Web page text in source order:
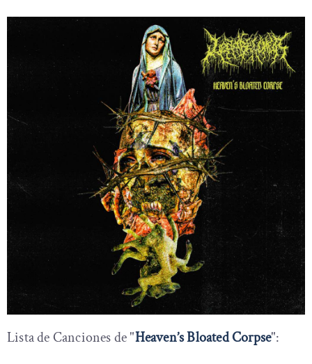
Lista de Canciones de "Heaven’s Bloated Corpse":